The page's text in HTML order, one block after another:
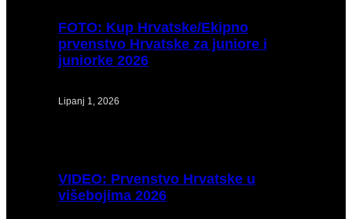
FOTO: Kup Hrvatske/Ekipno
prvenstvo Hrvatske za juniore i
juniorke 2026
Lipanj 1, 2026
VIDEO: Prvenstvo Hrvatske u
višebojima 2026